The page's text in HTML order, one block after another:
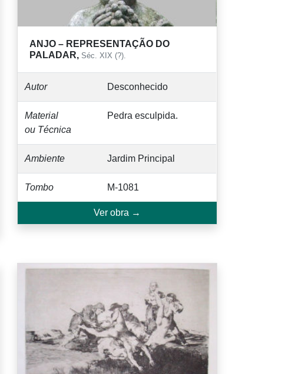
ANJO – REPRESENTAÇÃO DO
PALADAR, Séc. XIX (?).
Autor Desconhecido
Material
ou Técnica
Pedra esculpida.
Ambiente Jardim Principal
Tombo M-1081
Ver obra →